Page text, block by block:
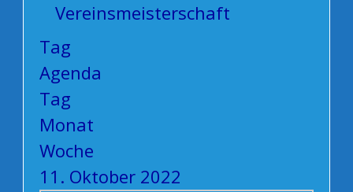
Vereinsmeisterschaft
Tag
Agenda
Tag
Monat
Woche
11. Oktober 2022